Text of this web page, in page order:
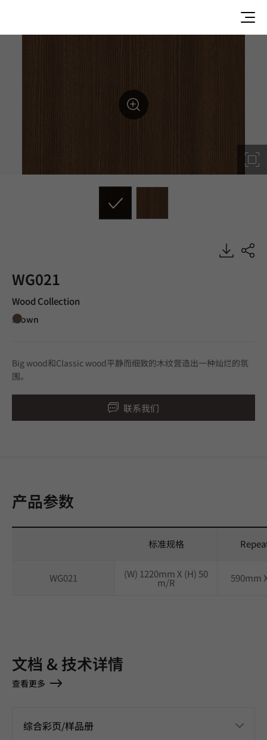
WG021
Wood Collection
Brown
Big wood和Classic wood平静而细致的木纹营造出一种灿烂的氛
围。
联系我们
产品参数
标准规格
WG021 (W) 1220mm X (H) 50
m/R 590mm
文档 & 技术详情
查看更多
综合彩页/样品册